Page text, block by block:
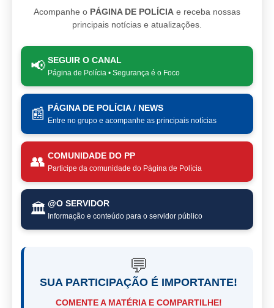
Acompanhe o PÁGINA DE POLÍCIA e receba nossas
principais notícias e atualizações.
📢 SEGUIR O CANAL
Página de Polícia • Segurança é o Foco
📰 PÁGINA DE POLÍCIA / NEWS
Entre no grupo e acompanhe as principais notícias
👥 COMUNIDADE DO PP
Participe da comunidade do Página de Polícia
🏛️ @O SERVIDOR
Informação e conteúdo para o servidor público
💬
SUA PARTICIPAÇÃO É IMPORTANTE!
COMENTE A MATÉRIA E COMPARTILHE!